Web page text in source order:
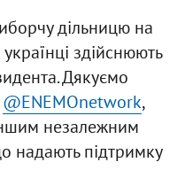
дільницю на
здійснюють
Дякуємо
@ENEMOnetwork,
незалежним
надають підтримку